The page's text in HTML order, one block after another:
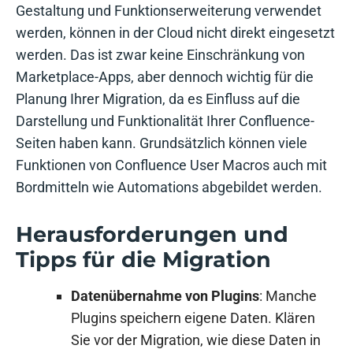
Gestaltung und Funktionserweiterung verwendet
werden, können in der Cloud nicht direkt eingesetzt
werden. Das ist zwar keine Einschränkung von
Marketplace-Apps, aber dennoch wichtig für die
Planung Ihrer Migration, da es Einfluss auf die
Darstellung und Funktionalität Ihrer Confluence-
Seiten haben kann. Grundsätzlich können viele
Funktionen von Confluence User Macros auch mit
Bordmitteln wie Automations abgebildet werden.
Herausforderungen und
Tipps für die Migration
Datenübernahme von Plugins: Manche
Plugins speichern eigene Daten. Klären
Sie vor der Migration, wie diese Daten in